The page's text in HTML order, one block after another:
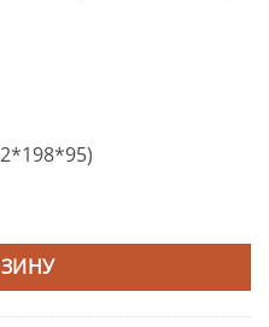
бокс (402*198*95)